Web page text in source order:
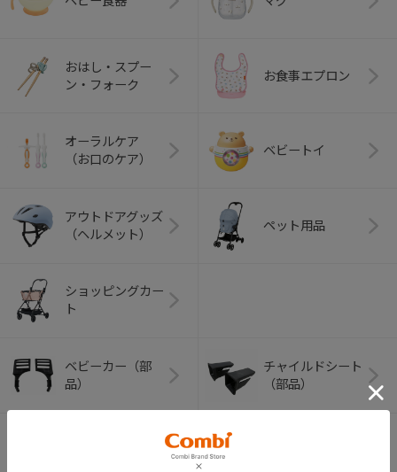
おはし・スプー
ン・フォーク
お食事エプロン
オーラルケア
（お口のケア）
ベビートイ
アウトドアグッズ
（ヘルメット）
ペット用品
ショッピングカー
ト
ベビーカー（部
品）
チャイルドシート
（部品）